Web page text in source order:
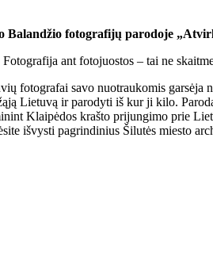
Balandžio fotografijų parodoje
ant fotojuostos – tai ne
fotografai savo nuotraukomis
Lietuvą ir parodyti iš kur ji kilo.
Klaipėdos krašto prijungimo prie
išvysti pagrindinius Šilutės miesto